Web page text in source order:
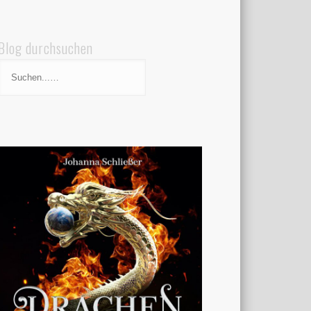
durchsuchen